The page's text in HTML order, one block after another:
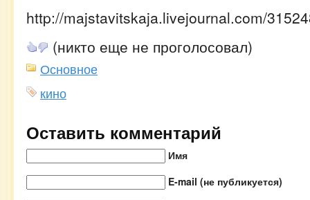
http://majstavitskaja.livejournal.com/
(никто еще не проголосовал)
Основное
кино
Оставить комментарий
Имя
E-mail (не публикуется)